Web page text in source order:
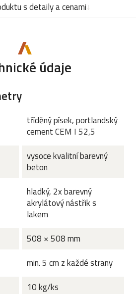
s detaily a cenami
údaje
tříděný písek, portlandský
cement CEM I 52,5
vysoce kvalitní barevný
beton
hladký, 2x barevný
akrylátový nástřik s
lakem
508 × 508 mm
min. 5 cm z každé strany
10 kg/ks